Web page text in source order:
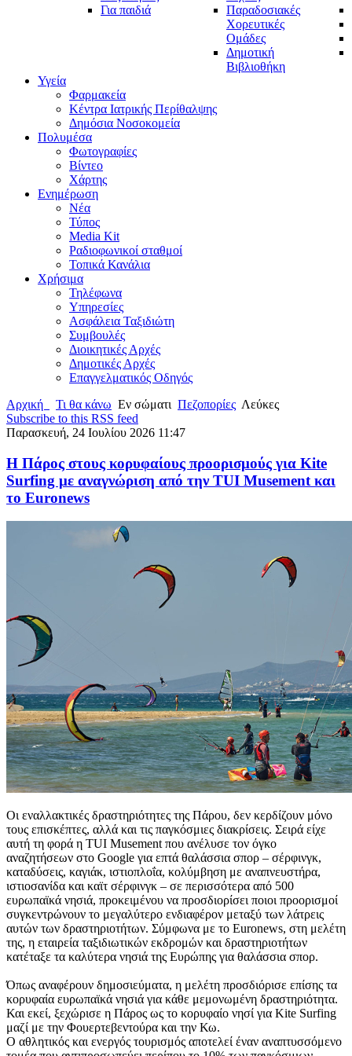
Για παιδιά
Παραδοσιακές
Χορευτικές
Ομάδες
Δημοτική
Βιβλιοθήκη
Υγεία
Φαρμακεία
Κέντρα Ιατρικής Περίθαλψης
Δημόσια Νοσοκομεία
Πολυμέσα
Φωτογραφίες
Bίντεο
Χάρτης
Ενημέρωση
Νέα
Τύπος
Media Kit
Ραδιοφωνικοί σταθμοί
Τοπικά Κανάλια
Χρήσιμα
Τηλέφωνα
Υπηρεσίες
Ασφάλεια Ταξιδιώτη
Συμβουλές
Διοικητικές Αρχές
Δημοτικές Αρχές
Επαγγελματικός Οδηγός
Αρχική
Τι θα κάνω Εν σώματι Πεζοπορίες Λεύκες
Subscribe to this RSS feed
Παρασκευή, 24 Ιουλίου 2026 11:47
Η Πάρος στους κορυφαίους προορισμούς για Kite
Surfing με αναγνώριση από την TUI Musement και
το Euronews
Οι εναλλακτικές δραστηριότητες της Πάρου, δεν κερδίζουν μόνο
τους επισκέπτες, αλλά και τις παγκόσμιες διακρίσεις. Σειρά είχε
αυτή τη φορά η TUI Musement που ανέλυσε τον όγκο
αναζητήσεων στο Google για επτά θαλάσσια σπορ – σέρφινγκ,
καταδύσεις, καγιάκ, ιστιοπλοΐα, κολύμβηση με αναπνευστήρα,
ιστιοσανίδα και καϊτ σέρφινγκ – σε περισσότερα από 500
ευρωπαϊκά νησιά, προκειμένου να προσδιορίσει ποιοι προορισμοί
συγκεντρώνουν το μεγαλύτερο ενδιαφέρον μεταξύ των λάτρεις
αυτών των δραστηριοτήτων. Σύμφωνα με το Euronews, στη μελέτη
της, η εταιρεία ταξιδιωτικών εκδρομών και δραστηριοτήτων
κατέταξε τα καλύτερα νησιά της Ευρώπης για θαλάσσια σπορ.
Όπως αναφέρουν δημοσιεύματα, η μελέτη προσδιόρισε επίσης τα
κορυφαία ευρωπαϊκά νησιά για κάθε μεμονωμένη δραστηριότητα.
Και εκεί, ξεχώρισε η Πάρος ως το κορυφαίο νησί για Kite Surfing
μαζί με την Φουερτεβεντούρα και την Κω.
Ο αθλητικός και ενεργός τουρισμός αποτελεί έναν αναπτυσσόμενο